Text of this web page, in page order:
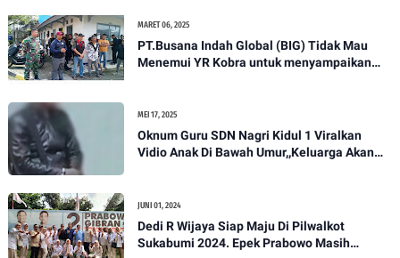
MARET 06, 2025
PT.Busana Indah Global (BIG) Tidak Mau
Menemui YR Kobra untuk menyampaikan
MEI 17, 2025
Oknum Guru SDN Nagri Kidul 1 Viralkan
Vidio Anak Di Bawah Umur,,Keluarga Akan
JUNI 01, 2024
Dedi R Wijaya Siap Maju Di Pilwalkot
Sukabumi 2024. Epek Prabowo Masih